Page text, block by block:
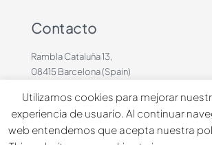
Contacto
Rambla Cataluña 13,
08415 Barcelona (Spain)
contacto@dinbeat.com
Utilizamos cookies para mejorar
experiencia de usuario. Al continuar
web entendemos que acepta nuestra